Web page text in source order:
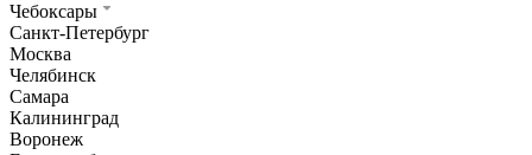
Чебоксары
Санкт-Петербург
Москва
Челябинск
Самара
Калининград
Воронеж